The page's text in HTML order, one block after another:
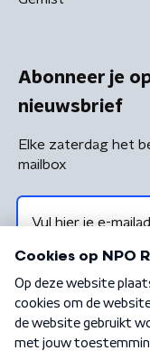
Abonneer je
nieuwsbrief
Elke zaterdag het
mailbox
Algemene